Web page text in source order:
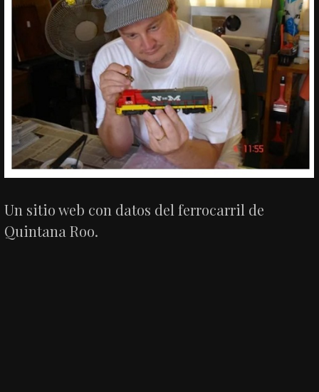
Un sitio web con datos del ferrocarril de
Quintana Roo.